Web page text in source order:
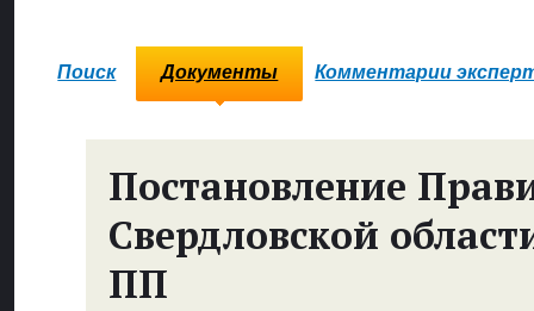
Поиск Документы Комментарии
Постановление
Свердловской
ПП